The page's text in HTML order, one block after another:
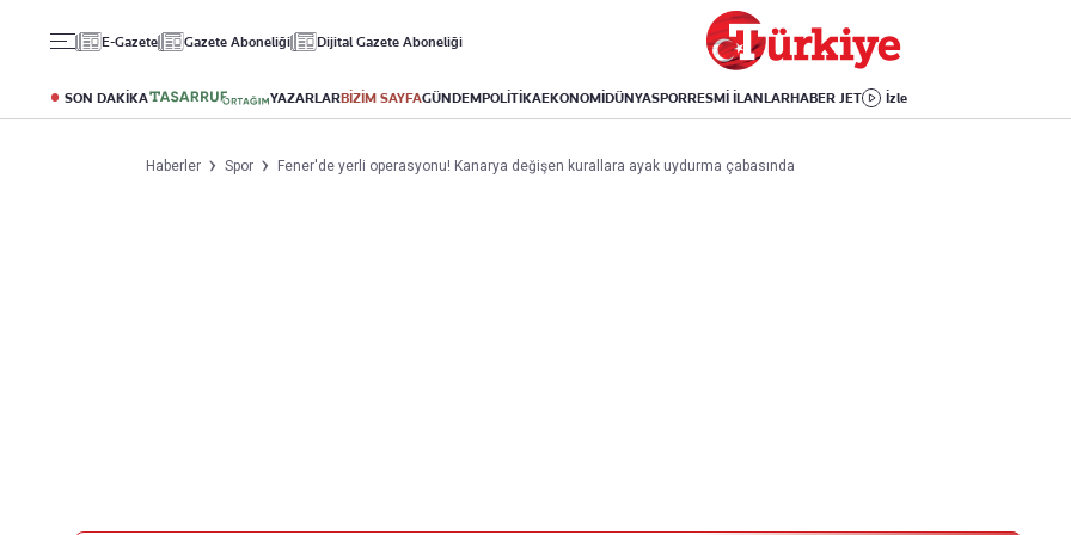
E-Gazete Gazete Aboneliği Dijital Gazete Aboneliği
SON DAKİKA YAZARLARBİZİM SAYFAGÜNDEMPOLİTİKAEKONOMİDÜNYASPORRESMİ İLANLARHABER JET İzle
Altın
Döviz
Kripto Para
Puan Durumu
Fikstür
Avrupa Ligi
Avrupa
Amerika
İsrail-Gazze
Yaşam
Sağlık
Yemek
Aktüel
Kitap
Haberler Spor Fener'de yerli operasyonu! Kanarya değişen kurallara ayak uydurma çabasında